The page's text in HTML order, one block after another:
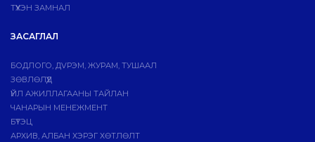
ТҮҮХЭН ЗАМНАЛ
ЗАСАГЛАЛ
БОДЛОГО, ДVРЭМ, ЖУРАМ, ТУШААЛ
ЗӨВЛӨЛҮҮД
ҮЙЛ АЖИЛЛАГААНЫ ТАЙЛАН
ЧАНАРЫН МЕНЕЖМЕНТ
БҮТЭЦ
АРХИВ, АЛБАН ХЭРЭГ ХӨТЛӨЛТ